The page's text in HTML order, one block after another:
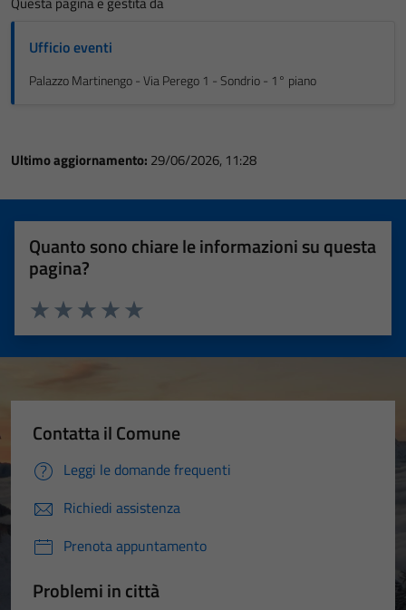
Ufficio eventi
Palazzo Martinengo - Via Perego 1 - Sondrio - 1° piano
Ultimo aggiornamento: 29/06/2026, 11:28
Quanto sono chiare le informazioni su questa
pagina?
Valuta 5 stelle su 5
Valuta 4 stelle su 5
Valuta 3 stelle su 5
Valuta 2 stelle su 5
Valuta 1 stelle su 5
Contatta il Comune
Leggi le domande frequenti
Richiedi assistenza
Prenota appuntamento
Problemi in città